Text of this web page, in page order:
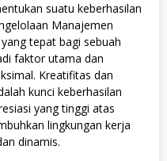
suatu keberhasilan
Manajemen
tepat bagi sebuah
faktor utama dan
Kreatifitas dan
kunci keberhasilan
yang tinggi atas
lingkungan kerja
dinamis.